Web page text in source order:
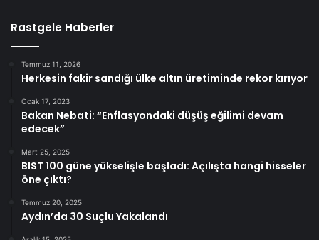
Rastgele Haberler
Temmuz 11, 2026
Herkesin fakir sandığı ülke altın üretiminde rekor kırıyor
Ocak 17, 2023
Bakan Nebati: “Enflasyondaki düşüş eğilimi devam
edecek”
Mart 25, 2025
BIST 100 güne yükselişle başladı: Açılışta hangi hisseler
öne çıktı?
Temmuz 20, 2025
Aydın’da 30 Suçlu Yakalandı